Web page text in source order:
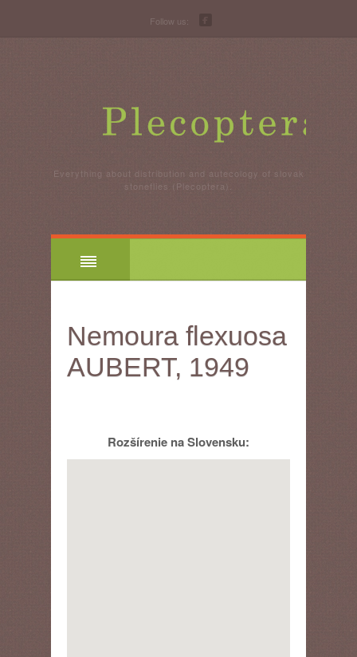
Follow us:
Everything about distribution and autecology of slovak
stoneflies (Plecoptera).
Nemoura flexuosa
AUBERT, 1949
Rozšírenie na Slovensku: